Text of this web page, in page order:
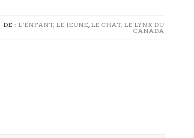
DE : L'ENFANT, LE JEUNE, LE CHAT, LE LYNX DU
CANADA